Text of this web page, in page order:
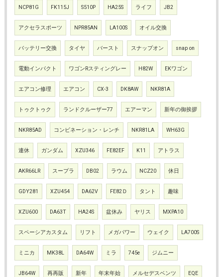
NCP81G FK115J S510P HA25S ライフ JB2
アクセラスポーツ NPR85AN LA100S オイル交換
バッテリー交換 タイヤ バースト スナップオン snap on
電動インパクト ワゴンRスティングレー H82W EKワゴン
エアコン修理 エアコン CX-3 DK8AW NKR81A
トゥクトゥク ランドクルーザー77 エアーマン 新年の御挨拶
NKR85AD コンビネーション・レンチ NKR81LA WH63G
連休 ガンダム XZU346 FE82EF K11 アトラス
AKR66LR スープラ DB02 ラウム NCZ20 休日
GDY281 XZU454 DA62V FE82Ｄ タント 趣味
XZU600 DA63T HA24S 盆休み ヤリス MXPA10
スペーシアカスタム リフト メガパワー ウェイク LA700S
ミニカ MK38L DA64W ミラ 745e ジムニー
JB64W 再再販 新年 年末年始 メルセデスベンツ EQE